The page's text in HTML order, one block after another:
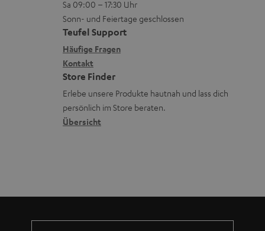
e
r
s
a
n
d
u
r
G
a
r
a
n
ä
t
e
R
ü
c
k
m
L
e
x
i
k
o
n
t
a
k
t
d
a
t
Sa 09:00 – 17:30 Uhr
Sonn- und Feiertage geschlossen
Teufel Support
Häufige Fragen
Kontakt
Store Finder
Erlebe unsere Produkte hautnah und lass dich
persönlich im Store beraten.
Übersicht